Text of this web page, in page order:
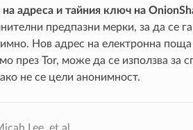
на адреса и тайния ключ на
предпазни мерки, за да се
Нов адрес на електронна
през Tor, може да се използва за
не се цели анонимност.